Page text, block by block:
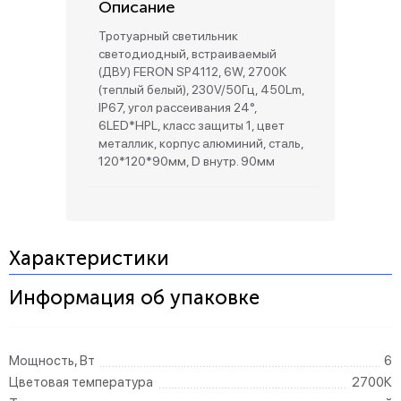
Описание
Тротуарный светильник
светодиодный, встраиваемый
(ДВУ) FERON SP4112, 6W, 2700К
(теплый белый), 230V/50Гц, 450Lm,
IP67, угол рассеивания 24°,
6LED*HPL, класс защиты 1, цвет
металлик, корпус алюминий, сталь,
120*120*90мм, D внутр. 90мм
Характеристики
Информация об упаковке
Мощность, Вт
6
Цветовая температура
2700К